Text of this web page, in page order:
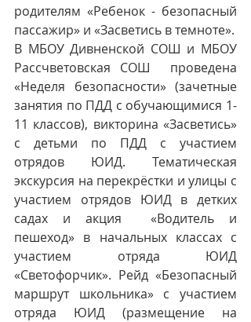
родителям «Ребенок - безопасный
В МБОУ Дивненской СОШ и МБОУ
Рассчветовская СОШ  проведена
«Неделя безопасности» (зачетные
занятия по ПДД с обучающимися 1-
11 классов), викторина «Засветись»
с детьми по ПДД с участием
отрядов ЮИД. Тематическая
экскурсия на перекрёстки и улицы с
участием отрядов ЮИД в детких
садах и акция  «Водитель и
пешеход» в начальных классах с
участием отряда ЮИД
«Светофорчик». Рейд «Безопасный
маршрут школьника» с участием
отряда ЮИД (размещение на